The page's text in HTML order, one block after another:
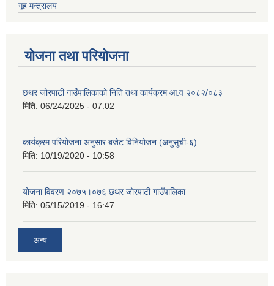
गृह मन्त्रालय
योजना तथा परियोजना
छथर जोरपाटी गाउँपालिकाको निति तथा कार्यक्रम आ.व २०८२/०८३
मिति: 06/24/2025 - 07:02
कार्यक्रम परियोजना अनुसार बजेट विनियोजन (अनुसूची-६)
मिति: 10/19/2020 - 10:58
योजना विवरण २०७५।०७६ छथर जोरपाटी गाउँपालिका
मिति: 05/15/2019 - 16:47
अन्य